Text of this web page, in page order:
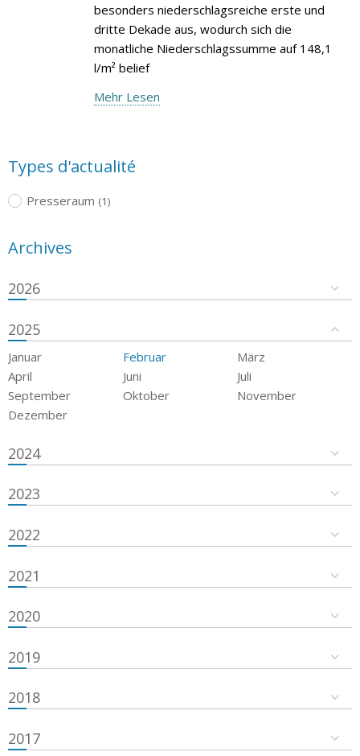
besonders niederschlagsreiche erste und
dritte Dekade aus, wodurch sich die
monatliche Niederschlagssumme auf 148,1
l/m² belief
Mehr Lesen
Types d'actualité
Presseraum (1)
Archives
2026
2025
Januar Februar
März
April
Juni
Juli
September
Oktober
November
Dezember
2024
2023
2022
2021
2020
2019
2018
2017